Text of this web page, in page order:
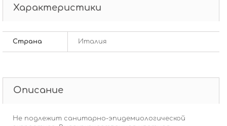
Характеристики
Страна Италия
Описание
Не подлежит санитарно-эпидемиологической